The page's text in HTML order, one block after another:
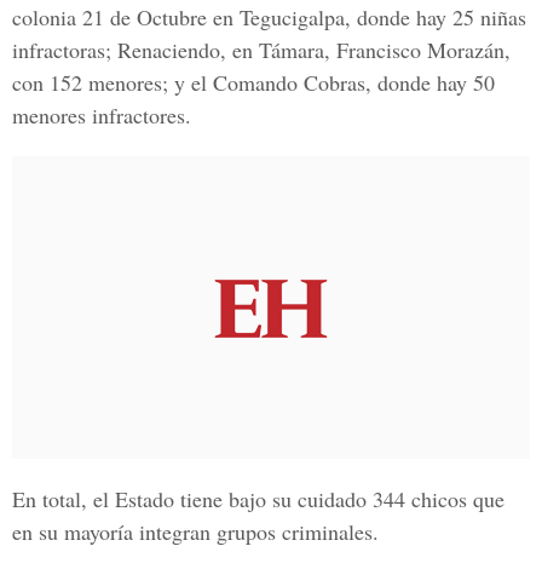
colonia 21 de Octubre en Tegucigalpa, donde hay 25 niñas
infractoras; Renaciendo, en Támara, Francisco Morazán,
con 152 menores; y el Comando Cobras, donde hay 50
menores infractores.
En total, el Estado tiene bajo su cuidado 344 chicos que
en su mayoría integran grupos criminales.